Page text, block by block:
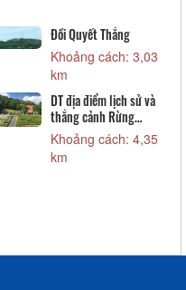
Chùa Tăng Phúc
Khoảng cách: 4,49
km